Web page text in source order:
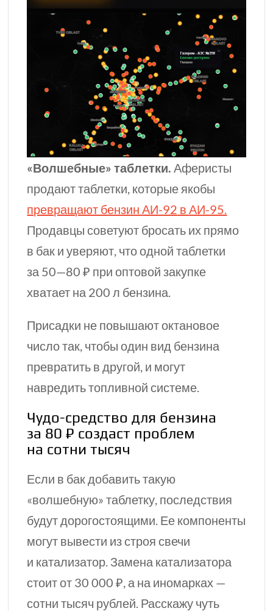
«Волшебные» таблетки. Аферисты
продают таблетки, которые якобы
превращают бензинАИ-92 вАИ-95.
Продавцы советуют бросать их прямо
в бак и уверяют, что одной таблетки
за 50—80 ₽ при оптовой закупке
хватает на 200 л бензина.
Присадки не повышают октановое
число так, чтобы один вид бензина
превратить в другой, и могут
навредить топливной системе.
Чудо-средство для бензина
за 80 ₽ создаст проблем
на сотни тысяч
Если в бак добавить такую
«волшебную» таблетку, последствия
будут дорогостоящими. Ее компоненты
могут вывести из строя свечи
и катализатор. Замена катализатора
стоит от 30 000 ₽, а на иномарках —
сотни тысяч рублей. Расскажу чуть